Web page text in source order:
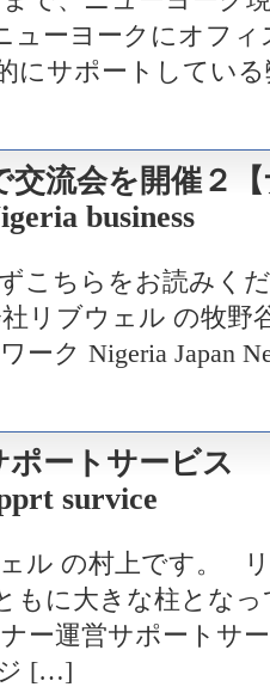
ューヨークにオフ
にサポートしてい
交流会を開催２
business
こちらをお読み
リブウェル の牧野
ーク Nigeria Japan
ポートサービス
survice
ル の村上です。
もに大きな柱とな
ー運営サポートサ
[…]